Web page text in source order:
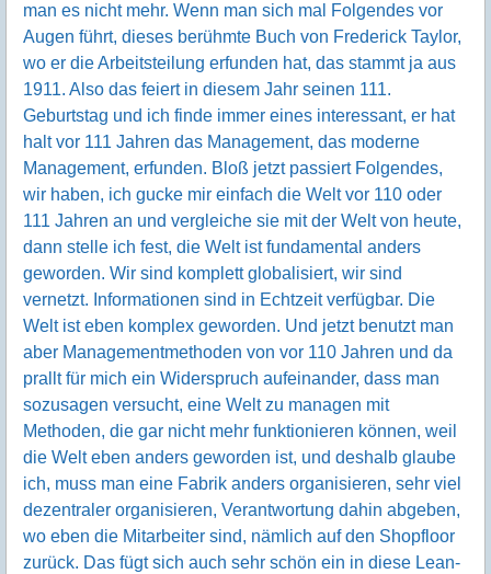
man es nicht mehr. Wenn man sich mal Folgendes vor
Augen führt, dieses berühmte Buch von Frederick Taylor,
wo er die Arbeitsteilung erfunden hat, das stammt ja aus
1911. Also das feiert in diesem Jahr seinen 111.
Geburtstag und ich finde immer eines interessant, er hat
halt vor 111 Jahren das Management, das moderne
Management, erfunden. Bloß jetzt passiert Folgendes,
wir haben, ich gucke mir einfach die Welt vor 110 oder
111 Jahren an und vergleiche sie mit der Welt von heute,
dann stelle ich fest, die Welt ist fundamental anders
geworden. Wir sind komplett globalisiert, wir sind
vernetzt. Informationen sind in Echtzeit verfügbar. Die
Welt ist eben komplex geworden. Und jetzt benutzt man
aber Managementmethoden von vor 110 Jahren und da
prallt für mich ein Widerspruch aufeinander, dass man
sozusagen versucht, eine Welt zu managen mit
Methoden, die gar nicht mehr funktionieren können, weil
die Welt eben anders geworden ist, und deshalb glaube
ich, muss man eine Fabrik anders organisieren, sehr viel
dezentraler organisieren, Verantwortung dahin abgeben,
wo eben die Mitarbeiter sind, nämlich auf den Shopfloor
zurück. Das fügt sich auch sehr schön ein in diese Lean-